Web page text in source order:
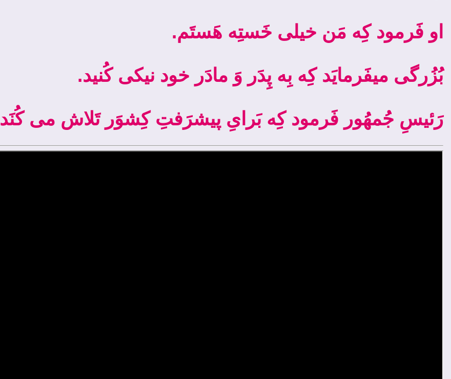
.او فَرمود کِه مَن خیلی خَستِه هَستَم
.بُزُرگی می­فَرمایَد کِه بِه پِدَر وَ مادَر خود نیکی کُنید
.رَئیسِ­ جُمهُور فَرمود کِه بَرایِ پیشرَفتِ کِشوَر تَلاش می­ کُنَد